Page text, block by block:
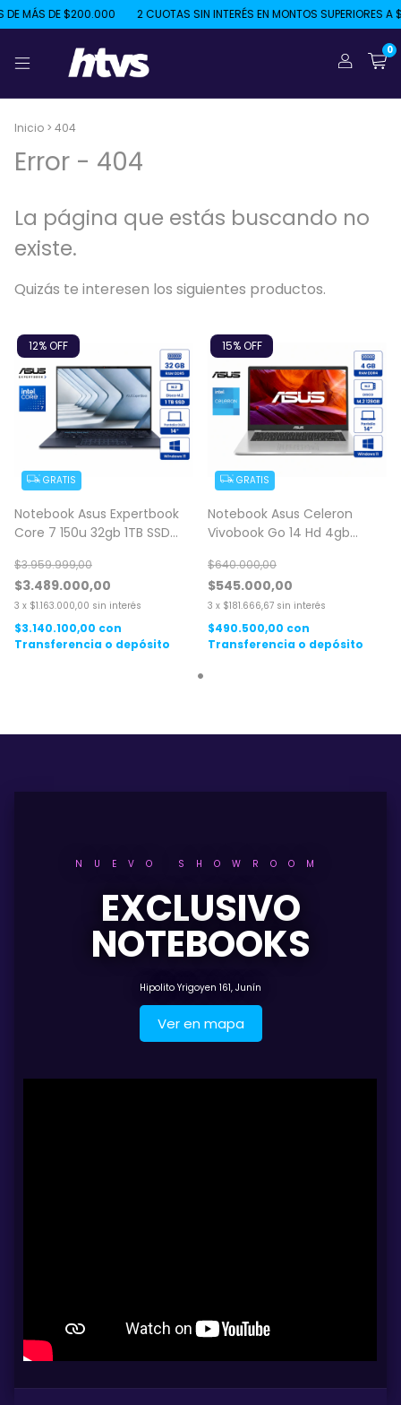
MÁS DE $200.000 2 CUOTAS SIN INTERÉS EN MONTOS SUPERIORES
0
Inicio > 404
Error - 404
La página que estás buscando no
existe.
Quizás te interesen los siguientes productos.
GRATIS
Notebook Asus Expertbook
Core 7 150u 32gb 1TB SSD
$3.489.000,00
$3.959.999,00
12% OFF
3 x $1.163.000,00 sin interés
$3.140.100,00 con
Transferencia o depósito
GRATIS
Notebook Asus Celeron
Vivobook Go 14 Hd 4gb
$545.000,00
$640.000,00
15% OFF
3 x $181.666,67 sin interés
$490.500,00 con
Transferencia o depósito
NUEVO SHOWROOM
EXCLUSIVO
NOTEBOOKS
Hipolito Yrigoyen 161, Junín
Ver en mapa